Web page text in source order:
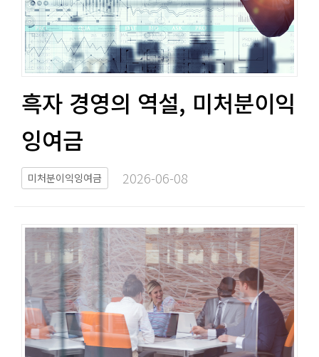
흑자 경영의 역설, 미처분이익
잉여금​​
미처분이익잉여금 2026-06-08​